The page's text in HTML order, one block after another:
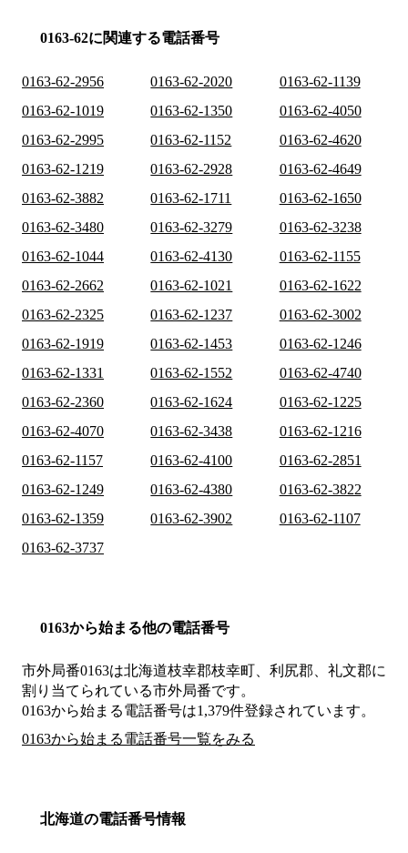
0163-62に関連する電話番号
0163-62-2956 0163-62-2020
0163-62-1139
0163-62-1019
0163-62-1350
0163-62-4050
0163-62-2995
0163-62-1152
0163-62-4620
0163-62-1219
0163-62-2928
0163-62-4649
0163-62-3882
0163-62-1711
0163-62-1650
0163-62-3480
0163-62-3279
0163-62-3238
0163-62-1044
0163-62-4130
0163-62-1155
0163-62-2662
0163-62-1021
0163-62-1622
0163-62-2325
0163-62-1237
0163-62-3002
0163-62-1919
0163-62-1453
0163-62-1246
0163-62-1331
0163-62-1552
0163-62-4740
0163-62-2360
0163-62-1624
0163-62-1225
0163-62-4070
0163-62-3438
0163-62-1216
0163-62-1157
0163-62-4100
0163-62-2851
0163-62-1249
0163-62-4380
0163-62-3822
0163-62-1359
0163-62-3902
0163-62-1107
0163-62-3737
0163から始まる他の電話番号
市外局番0163は北海道枝幸郡枝幸町、利尻郡、礼文郡に
割り当てられている市外局番です。
0163から始まる電話番号は1,379件登録されています。
0163から始まる電話番号一覧をみる
北海道の電話番号情報